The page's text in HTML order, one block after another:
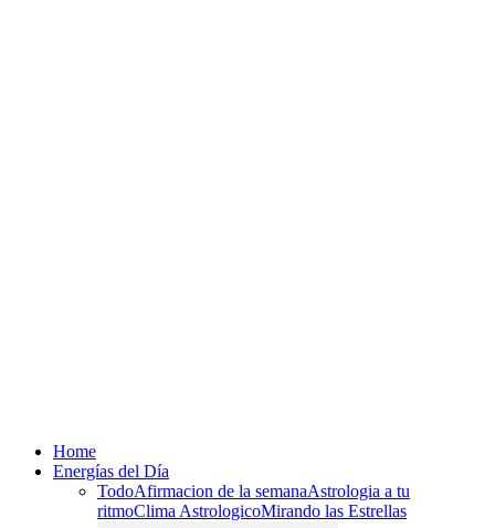
Home
Energías del Día
TodoAfirmacion de la semanaAstrologia a tu
ritmoClima AstrologicoMirando las Estrellas